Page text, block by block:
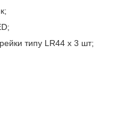
типу LR44 х 3 шт;